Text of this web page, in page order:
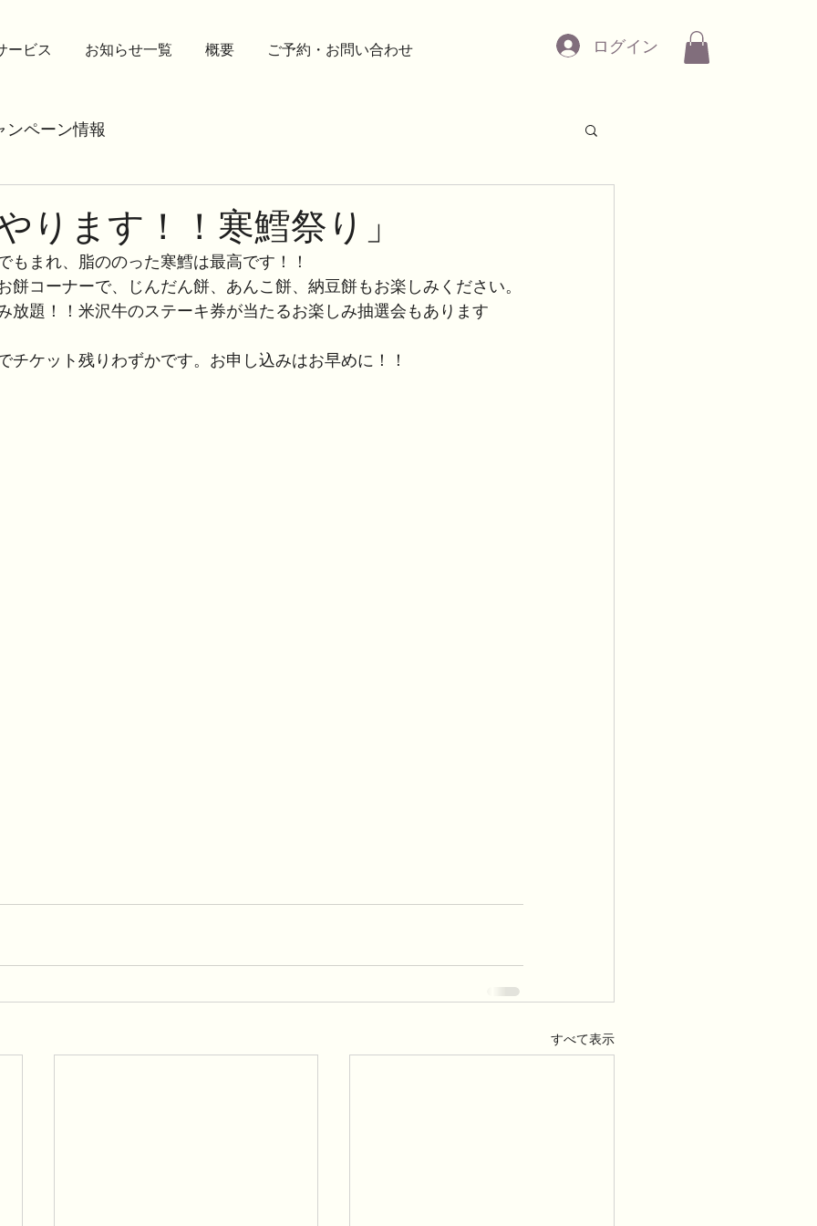
ービス お知らせ一覧 概要 ご予約・お問い合わせ ログイン
ンペーン情報
ります！！寒鱈祭り」
もまれ、脂ののった寒鱈は最高です！！
餅コーナーで、じんだん餅、あんこ餅、納豆餅もお楽しみください。
放題！！米沢牛のステーキ券が当たるお楽しみ抽選会もあります
チケット残りわずかです。お申し込みはお早めに！！
すべて表示